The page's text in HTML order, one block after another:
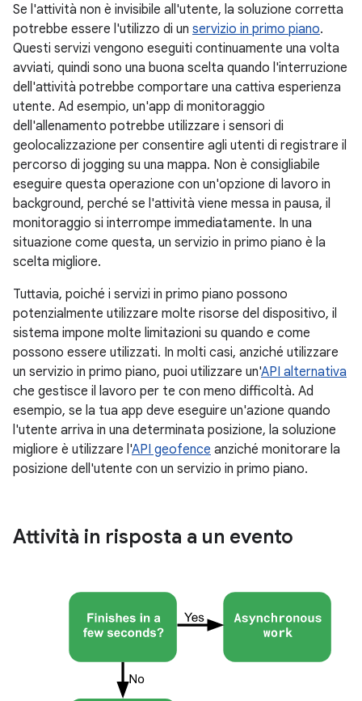
Se l'attività non è invisibile all'utente, la soluzione corretta
potrebbe essere l'utilizzo di un servizio in primo piano.
Questi servizi vengono eseguiti continuamente una volta
avviati, quindi sono una buona scelta quando l'interruzione
dell'attività potrebbe comportare una cattiva esperienza
utente. Ad esempio, un'app di monitoraggio
dell'allenamento potrebbe utilizzare i sensori di
geolocalizzazione per consentire agli utenti di registrare il
percorso di jogging su una mappa. Non è consigliabile
eseguire questa operazione con un'opzione di lavoro in
background, perché se l'attività viene messa in pausa, il
monitoraggio si interrompe immediatamente. In una
situazione come questa, un servizio in primo piano è la
scelta migliore.
Tuttavia, poiché i servizi in primo piano possono
potenzialmente utilizzare molte risorse del dispositivo, il
sistema impone molte limitazioni su quando e come
possono essere utilizzati. In molti casi, anziché utilizzare
un servizio in primo piano, puoi utilizzare un'API alternativa
che gestisce il lavoro per te con meno difficoltà. Ad
esempio, se la tua app deve eseguire un'azione quando
l'utente arriva in una determinata posizione, la soluzione
migliore è utilizzare l'API geofence anziché monitorare la
posizione dell'utente con un servizio in primo piano.
Attività in risposta a un evento